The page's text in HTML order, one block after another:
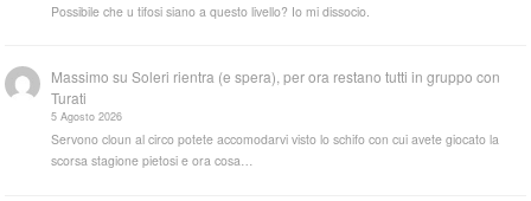
Possibile che u tifosi siano a questo livello? Io mi dissocio.
Massimo suSoleri rientra (e spera), per ora restano tutti in gruppo con
Turati
5 Agosto 2026
Servono cloun al circo potete accomodarvi visto lo schifo con cui avete giocato la
scorsa stagione pietosi e ora cosa…